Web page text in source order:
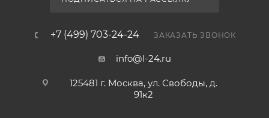
+7 (499) 703-24-24 ЗАКАЗАТЬ ЗВОНОК
info@l-24.ru
125481 г. Москва, ул. Свободы, д.
91к2